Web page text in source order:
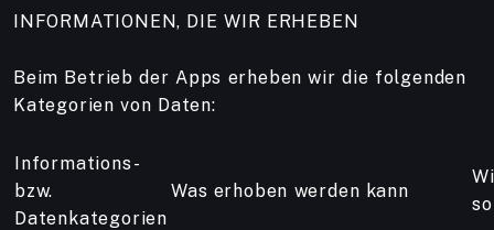
INFORMATIONEN, DIE WIR ERHEBEN
Beim Betrieb der Apps erheben wir die folgenden
Kategorien von Daten:
Informations-
bzw.
Datenkategorien
Was erhoben werden kann